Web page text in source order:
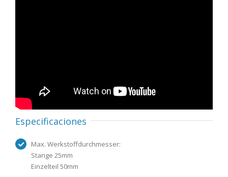
Especificaciones
Max. Werkstoffdurchmesser:
Stange 25mm
Einzelteil 50mm